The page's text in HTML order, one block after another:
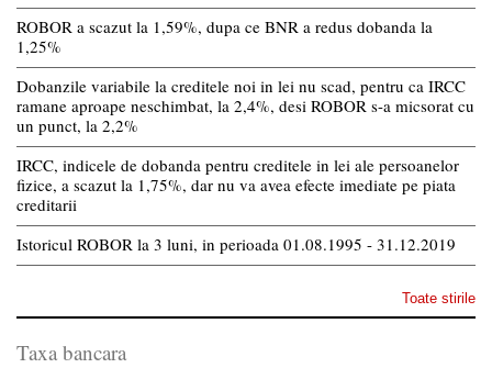
ROBOR a scazut la 1,59%, dupa ce BNR a redus dobanda la
1,25%
Dobanzile variabile la creditele noi in lei nu scad, pentru ca IRCC
ramane aproape neschimbat, la 2,4%, desi ROBOR s-a micsorat cu
un punct, la 2,2%
IRCC, indicele de dobanda pentru creditele in lei ale persoanelor
fizice, a scazut la 1,75%, dar nu va avea efecte imediate pe piata
creditarii
Istoricul ROBOR la 3 luni, in perioada 01.08.1995 - 31.12.2019
Toate stirile
Taxa bancara